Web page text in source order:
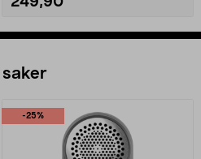
-25%